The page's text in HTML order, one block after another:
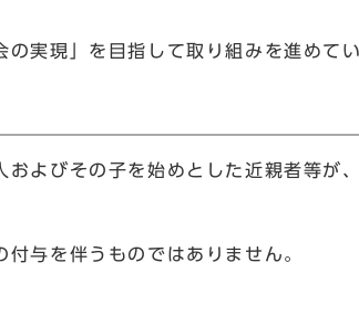
実現」を目指して取り組みを進めてい
よびその子を始めとした近親者等が
与を伴うものではありません。